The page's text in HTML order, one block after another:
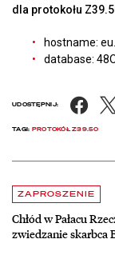
dla protokołu
hostname:
database:
UDOSTĘPNIJ:
TAGI: PROTOKÓŁ Z39.50
ZAPROSZENIE
Chłód w Pałacu
zwiedzanie skarbca
czytaj więcej o